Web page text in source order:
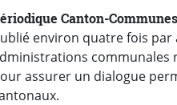
Canton-Communes
assurer un dialogue